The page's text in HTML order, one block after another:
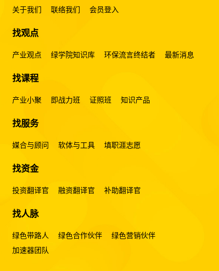
关于我们 联络我们 会员登入
找观点
产业观点 绿学院知识库 环保流言终结者 最新消息
找课程
产业小聚 即战力班 证照班 知识产品
找服务
媒合与顾问 软体与工具 填职涯志愿
找资金
投资翻译官 融资翻译官 补助翻译官
找人脉
绿色带路人 绿色合作伙伴
绿色营销伙伴
加速器团队